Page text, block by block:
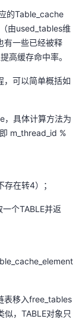
的Table_cache
由used_tables维
有一些已经被释
高缓存命中率。
，可以简单概括如
，具体计算方法为
m_thread_id %
在转4）；
个TABLE并返
表移入free_tables
似，TABLE对象只